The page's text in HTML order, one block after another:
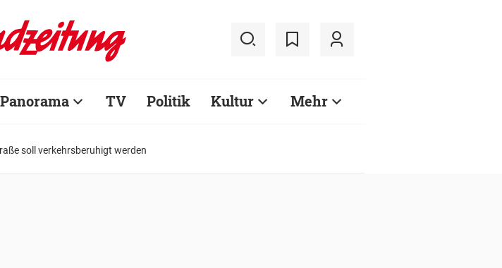
Panorama TV Politik Kultur Mehr
soll verkehrsberuhigt werden